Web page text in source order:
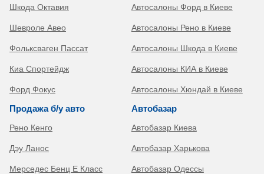
Шкода Октавия
Шевроле Авео
Фольксваген Пассат
Киа Спортейдж
Форд Фокус
Продажа б/у авто
Рено Кенго
Дэу Ланос
Мерседес Бенц Е Класс
Автосалоны Форд в Киеве
Автосалоны Рено в Киеве
Автосалоны Шкода в Киеве
Автосалоны КИА в Киеве
Автосалоны Хюндай в Киеве
Автобазар
Автобазар Киева
Автобазар Харькова
Автобазар Одессы